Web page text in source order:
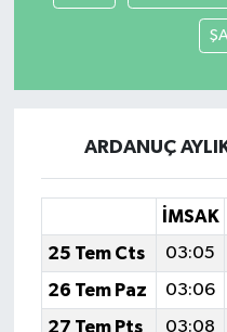
ARDANUÇ
İMSAK
25 Tem Cts
03:05
26 Tem Paz
03:06
27 Tem Pts
03:08